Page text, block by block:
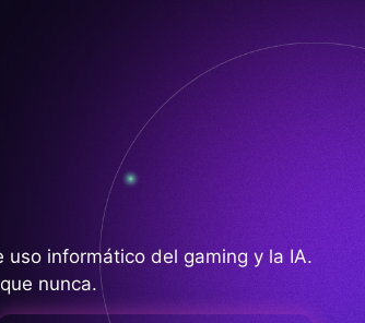
informático del gaming y la IA.
nunca.